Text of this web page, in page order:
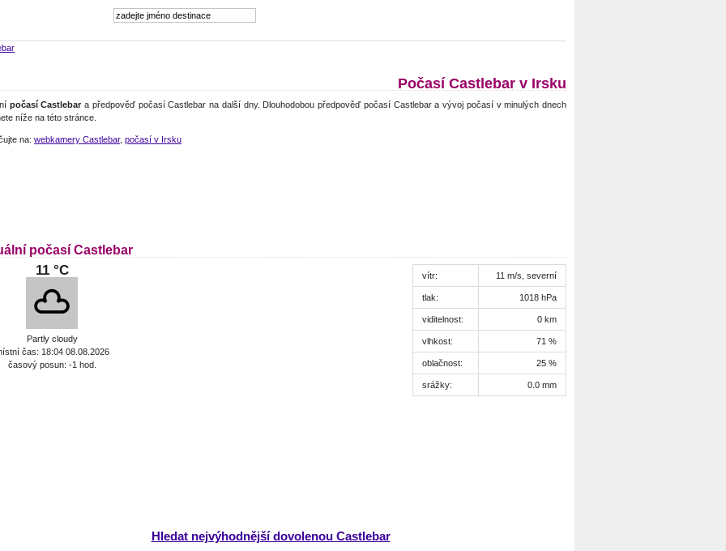
Počasí Castlebar v Irsku
počasí Castlebar a předpověď počasí Castlebar na další dny. Dlouhodobou předpověď počasí Castlebar a vývoj počasí v minulých dnech
níže na této stránce.
na: webkamery Castlebar, počasí v Irsku
počasí Castlebar
11 °C
Partly cloudy
čas: 18:04 08.08.2026
časový posun: -1 hod.
vítr: 11 m/s, severní
tlak: 1018 hPa
viditelnost: 0 km
vlhkost: 71 %
oblačnost: 25 %
srážky: 0.0 mm
Hledat nejvýhodnější dovolenou Castlebar